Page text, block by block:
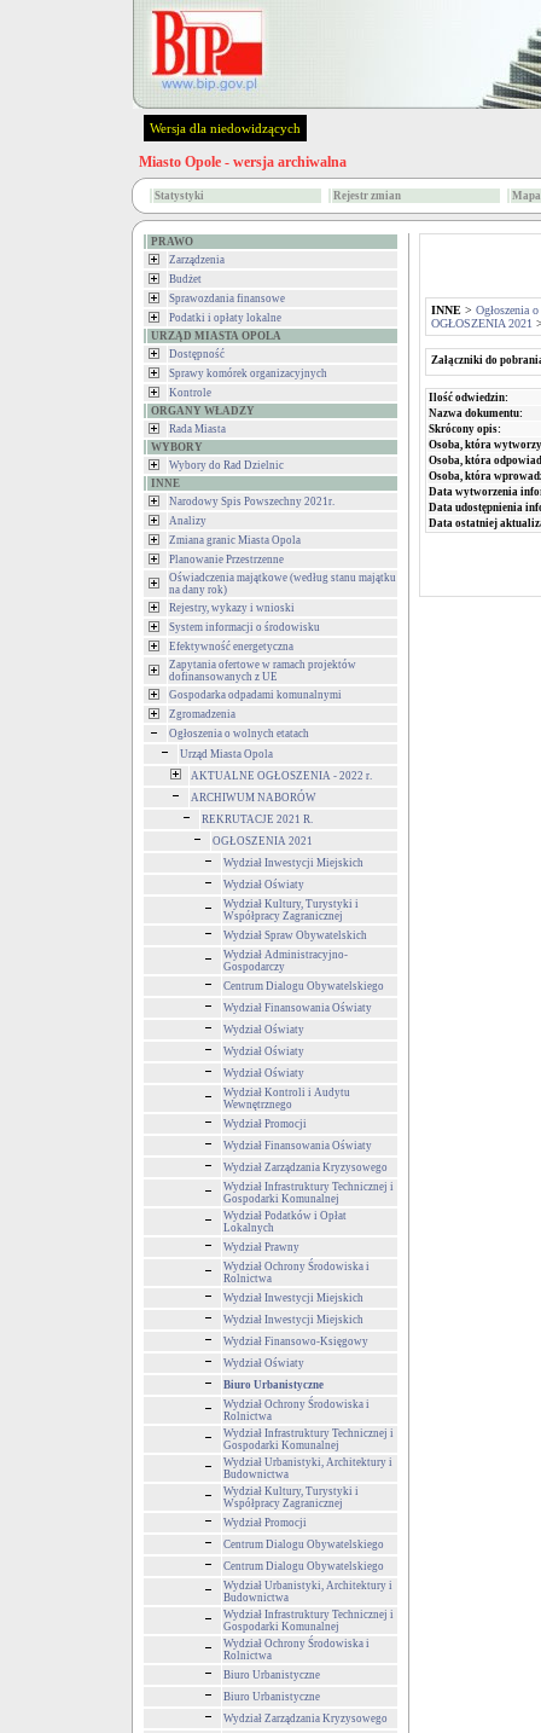
Wersja dla niedowidzących
Miasto Opole - wersja archiwalna
Statystyki Rejestr zmian
PRAWO
Zarządzenia
Budżet
Sprawozdania finansowe
Podatki i opłaty lokalne
URZĄD MIASTA OPOLA
Dostępność
Sprawy komórek organizacyjnych
Kontrole
ORGANY WŁADZY
Rada Miasta
WYBORY
Wybory do Rad Dzielnic
INNE
Narodowy Spis Powszechny 2021r.
Analizy
Zmiana granic Miasta Opola
Planowanie Przestrzenne
Oświadczenia majątkowe (według stanu majątku
na dany rok)
Rejestry, wykazy i wnioski
System informacji o środowisku
Efektywność energetyczna
Zapytania ofertowe w ramach projektów
dofinansowanych z UE
Gospodarka odpadami komunalnymi
Zgromadzenia
Ogłoszenia o wolnych etatach
Urząd Miasta Opola
AKTUALNE OGŁOSZENIA - 2022 r.
ARCHIWUM NABORÓW
REKRUTACJE 2021 R.
OGŁOSZENIA 2021
Wydział Inwestycji Miejskich
Wydział Oświaty
Wydział Kultury, Turystyki i
Współpracy Zagranicznej
Wydział Spraw Obywatelskich
Wydział Administracyjno-
Gospodarczy
Centrum Dialogu Obywatelskiego
Wydział Finansowania Oświaty
Wydział Oświaty
Wydział Oświaty
Wydział Oświaty
Wydział Kontroli i Audytu
Wewnętrznego
Wydział Promocji
Wydział Finansowania Oświaty
Wydział Zarządzania Kryzysowego
Wydział Infrastruktury Technicznej i
Gospodarki Komunalnej
Wydział Podatków i Opłat
Lokalnych
Wydział Prawny
Wydział Ochrony Środowiska i
Rolnictwa
Wydział Inwestycji Miejskich
Wydział Inwestycji Miejskich
Wydział Finansowo-Księgowy
Wydział Oświaty
Biuro Urbanistyczne
Wydział Ochrony Środowiska i
Rolnictwa
Wydział Infrastruktury Technicznej i
Gospodarki Komunalnej
Wydział Urbanistyki, Architektury i
Budownictwa
Wydział Kultury, Turystyki i
Współpracy Zagranicznej
Wydział Promocji
Centrum Dialogu Obywatelskiego
Centrum Dialogu Obywatelskiego
Wydział Urbanistyki, Architektury i
Budownictwa
Wydział Infrastruktury Technicznej i
Gospodarki Komunalnej
Wydział Ochrony Środowiska i
Rolnictwa
Biuro Urbanistyczne
Biuro Urbanistyczne
Wydział Zarządzania Kryzysowego
INNE > Ogłoszenia
OGŁOSZENIA 2021
Załączniki do
Ilość odwiedzin:
Nazwa dokumentu:
Skrócony opis:
Osoba, która
Osoba, która
Osoba, która
Data wytworzenia
Data udostępnienia
Data ostatniej